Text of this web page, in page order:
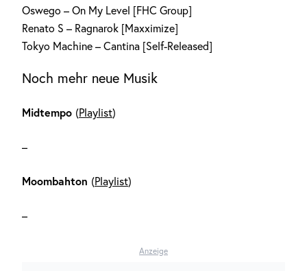
Oswego – On My Level [FHC Group]
Renato S – Ragnarok [Maxximize]
Tokyo Machine – Cantina [Self-Released]
Noch mehr neue Musik
Midtempo (Playlist)
–
Moombahton (Playlist)
–
Anzeige